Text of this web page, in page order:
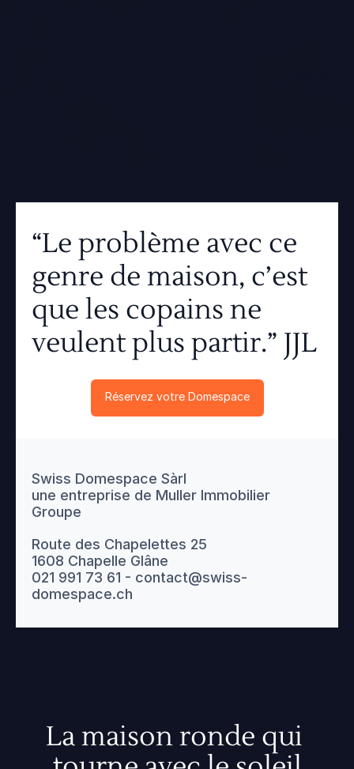
“Le problème avec ce
genre de maison, c’est
que les copains ne
veulent plus partir.” JJL
Réservez votre Domespace
Swiss Domespace Sàrl
une entreprise de Muller Immobilier
Groupe
Route des Chapelettes 25
1608 Chapelle Glâne
021 991 73 61 - contact@swiss-
domespace.ch
La maison ronde qui